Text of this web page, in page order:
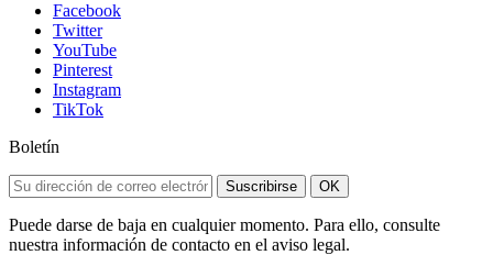
Facebook
Twitter
YouTube
Pinterest
Instagram
TikTok
Boletín
Suscribirse OK
Puede darse de baja en cualquier momento. Para ello, consulte
nuestra información de contacto en el aviso legal.